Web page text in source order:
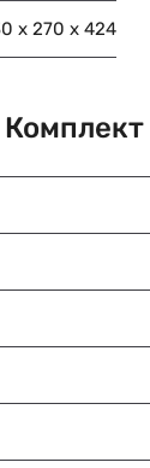
х 270 х 424